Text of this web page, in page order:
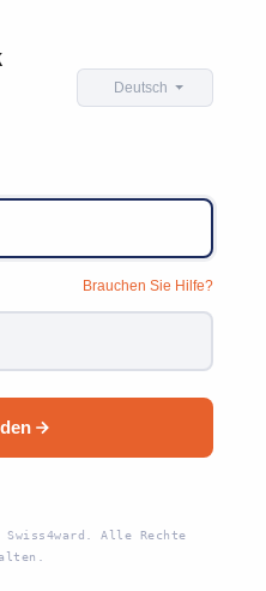
Deutsch
Brauchen Sie Hilfe?
Swiss4ward. Alle Rechte